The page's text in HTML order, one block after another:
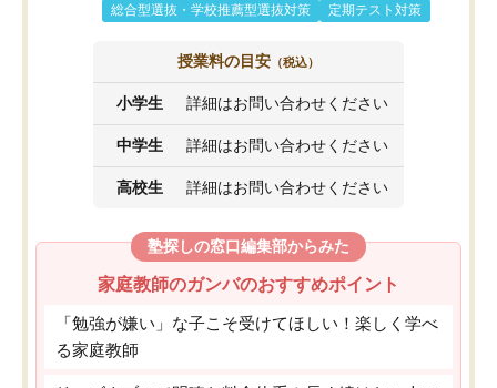
総合型選抜・学校推薦型選抜対策
定期テスト対策
授業料の目安 （税込）
小学生 詳細はお問い合わせください
中学生 詳細はお問い合わせください
高校生 詳細はお問い合わせください
塾探しの窓口編集部からみた
家庭教師のガンバのおすすめポイント
「勉強が嫌い」な子こそ受けてほしい！楽しく学べ
る家庭教師